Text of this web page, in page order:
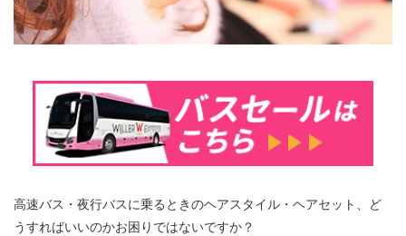
高速バス・夜行バスに乗るときのヘアスタイル・ヘアセット、ど
うすればいいのかお困りではないですか？